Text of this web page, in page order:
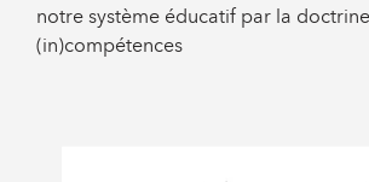
notre système éducatif par la
(in)compétences